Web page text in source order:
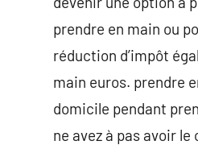
prendre en main ou
réduction d’impôt
main euros. prendre
domicile pendant
ne avez à pas avoir